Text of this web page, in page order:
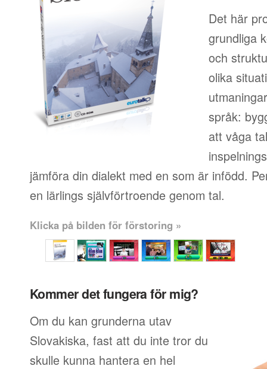
Det här
grundliga
och
olika
språk:
att våga
jämföra din dialekt med en som är infödd.
en lärlings självförtroende genom tal.
Klicka på bilden för förstoring »
Kommer det fungera för mig?
Om du kan grunderna utav
Slovakiska, fast att du inte tror du
skulle kunna hantera en hel